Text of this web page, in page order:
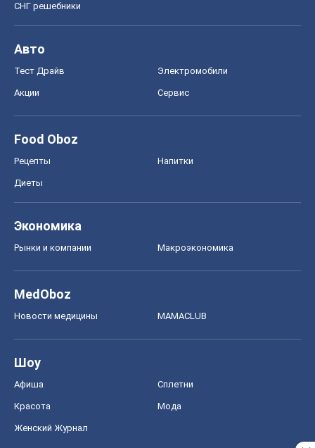
СНГ решебники
Авто
Тест Драйв Электромобили
Акции Сервис
Food Oboz
Рецепты Напитки
Диеты
Экономика
Рынки и компании Mакроэкономика
MedOboz
Новости медицины MAMACLUB
Шоу
Афиша Сплетни
Красота Мода
Женский Журнал